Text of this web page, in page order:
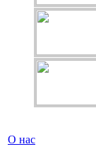
О нас